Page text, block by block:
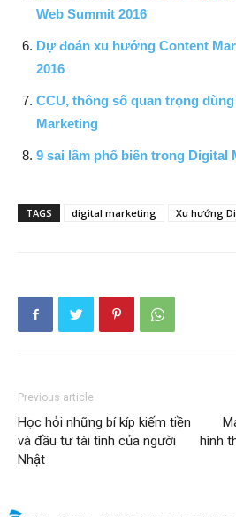
Web Summit 2016
Dự đoán xu hướng Content
2016
CCU, thông số quan trọng
Marketing
9 sai lầm phổ biến trong Digital
TAGS digital marketing Xu hướng
Previous article
Học hỏi những bí kíp kiếm tiền
và đầu tư tài tình của người
Nhật
hình